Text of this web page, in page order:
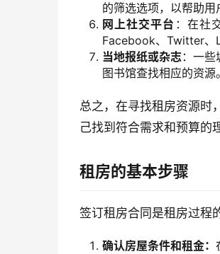
的筛选选项，以帮助用
网上社交平台 ：在社
Facebook、Twitter、
当地报纸或杂志：一
图书馆查找相应的资源。
总之，在寻找租房资源时
己找到符合需求和预算的
租房的基本步骤
签订租房合同是租房过程
确认房屋条件和租金：